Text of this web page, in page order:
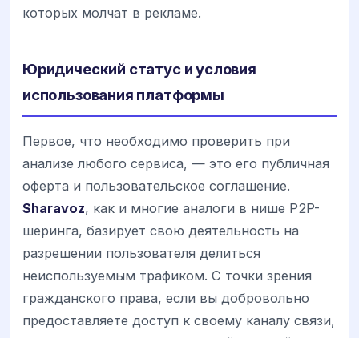
которых молчат в рекламе.
Юридический статус и условия
использования платформы
Первое, что необходимо проверить при
анализе любого сервиса, — это его публичная
оферта и пользовательское соглашение.
Sharavoz, как и многие аналоги в нише P2P-
шеринга, базирует свою деятельность на
разрешении пользователя делиться
неиспользуемым трафиком. С точки зрения
гражданского права, если вы добровольно
предоставляете доступ к своему каналу связи,